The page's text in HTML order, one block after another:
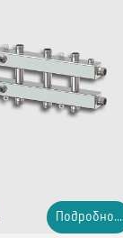
Подробно...